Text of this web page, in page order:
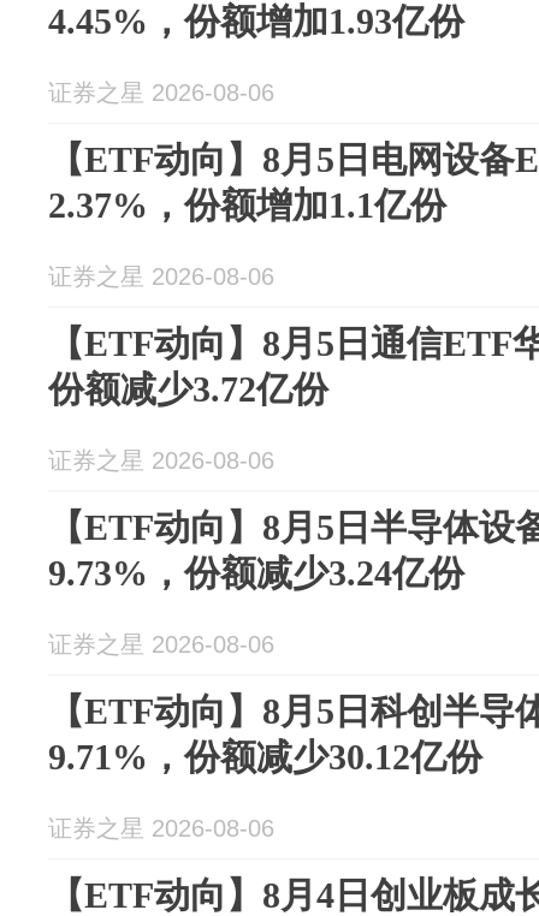
4.45%，份额增加1.93亿份
证券之星 2026-08-06
【ETF动向】8月5日电网设备
2.37%，份额增加1.1亿份
证券之星 2026-08-06
【ETF动向】8月5日通信ETF
份额减少3.72亿份
证券之星 2026-08-06
【ETF动向】8月5日半导体设
9.73%，份额减少3.24亿份
证券之星 2026-08-06
【ETF动向】8月5日科创半导
9.71%，份额减少30.12亿份
证券之星 2026-08-06
【ETF动向】8月4日创业板成